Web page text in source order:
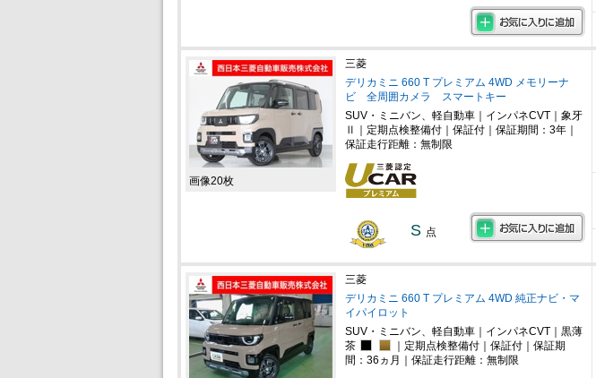
画像20枚
三菱
デリカミニ 660 T プレミアム 4WD メモリーナ
ビ 全周囲カメラ スマートキー
SUV・ミニバン、軽自動車｜インパネCVT｜象牙
Ⅱ｜定期点検整備付｜保証付｜保証期間：3年｜
保証走行距離：無制限
S 点
三菱
デリカミニ 660 T プレミアム 4WD 純正ナビ・マ
イパイロット
SUV・ミニバン、軽自動車｜インパネCVT｜黒薄
茶
｜定期点検整備付｜保証付｜保証期
間：36ヵ月｜保証走行距離：無制限